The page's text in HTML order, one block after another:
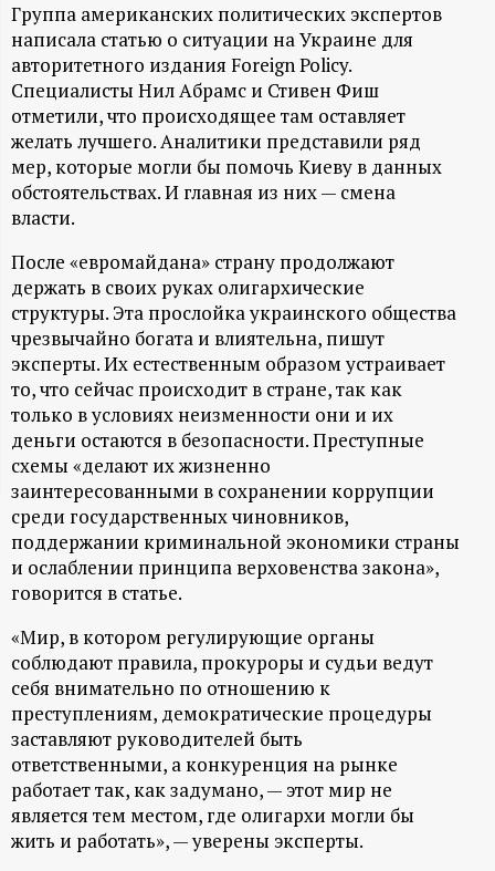
Н
-
и
н
ф
о
р
м
а
ц
и
о
н
н
ы
й
Группа американских политических экспертов
написала статью о ситуации на Украине для
авторитетного издания Foreign Policy.
Специалисты Нил Абрамс и Стивен Фиш
отметили, что происходящее там оставляет
желать лучшего. Аналитики представили ряд
мер, которые могли бы помочь Киеву в данных
обстоятельствах. И главная из них — смена
власти.
После «евромайдана» страну продолжают
держать в своих руках олигархические
структуры. Эта прослойка украинского общества
чрезвычайно богата и влиятельна, пишут
эксперты. Их естественным образом устраивает
то, что сейчас происходит в стране, так как
только в условиях неизменности они и их
деньги остаются в безопасности. Преступные
схемы «делают их жизненно
заинтересованными в сохранении коррупции
среди государственных чиновников,
поддержании криминальной экономики страны
и ослаблении принципа верховенства закона»,
говорится в статье.
«Мир, в котором регулирующие органы
соблюдают правила, прокуроры и судьи ведут
себя внимательно по отношению к
преступлениям, демократические процедуры
заставляют руководителей быть
ответственными, а конкуренция на рынке
работает так, как задумано, — этот мир не
является тем местом, где олигархи могли бы
жить и работать», — уверены эксперты.